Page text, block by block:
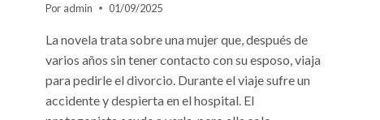
Por admin 01/09/2025
La novela trata sobre una mujer que, después de
varios años sin tener contacto con su esposo, viaja
para pedirle el divorcio. Durante el viaje sufre un
accidente y despierta en el hospital. El